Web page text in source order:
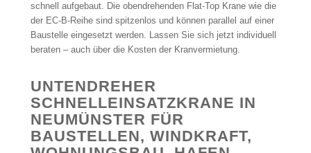
schnell aufgebaut. Die obendrehenden Flat-Top Krane wie die
der EC-B-Reihe sind spitzenlos und können parallel auf einer
Baustelle eingesetzt werden. Lassen Sie sich jetzt individuell
beraten – auch über die Kosten der Kranvermietung.
UNTENDREHER
SCHNELLEINSATZKRANE IN
NEUMÜNSTER FÜR
BAUSTELLEN, WINDKRAFT,